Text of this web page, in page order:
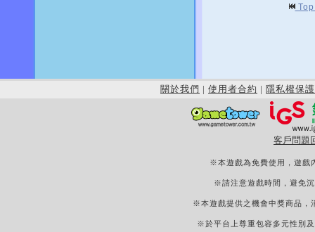
關於我們 | 使用者合約 | 隱私權保護
客戶問題
※本遊戲為免費使用，遊戲
※請注意遊戲時間，避免
※本遊戲提供之機會中獎商品，
※於平台上尊重包容多元性別